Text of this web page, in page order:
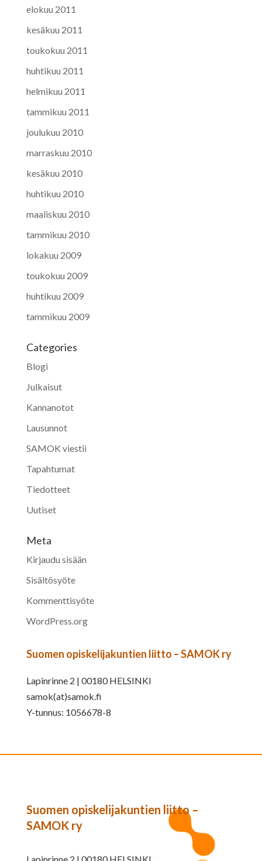
elokuu 2011
kesäkuu 2011
toukokuu 2011
huhtikuu 2011
helmikuu 2011
tammikuu 2011
joulukuu 2010
marraskuu 2010
kesäkuu 2010
huhtikuu 2010
maaliskuu 2010
tammikuu 2010
lokakuu 2009
toukokuu 2009
huhtikuu 2009
tammikuu 2009
Categories
Blogi
Julkaisut
Kannanotot
Lausunnot
SAMOK viestii
Tapahtumat
Tiedotteet
Uutiset
Meta
Kirjaudu sisään
Sisältösyöte
Kommenttisyöte
WordPress.org
Suomen opiskelijakuntien liitto – SAMOK ry
Lapinrinne 2 | 00180 HELSINKI
samok(at)samok.fi
Y-tunnus: 1056678-8
Suomen opiskelijakuntien liitto –
SAMOK ry